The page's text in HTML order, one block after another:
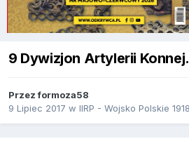
9 Dywizjon Artylerii Konnej.
Przezformoza58
9 Lipiec 2017 w IIRP - Wojsko Polskie